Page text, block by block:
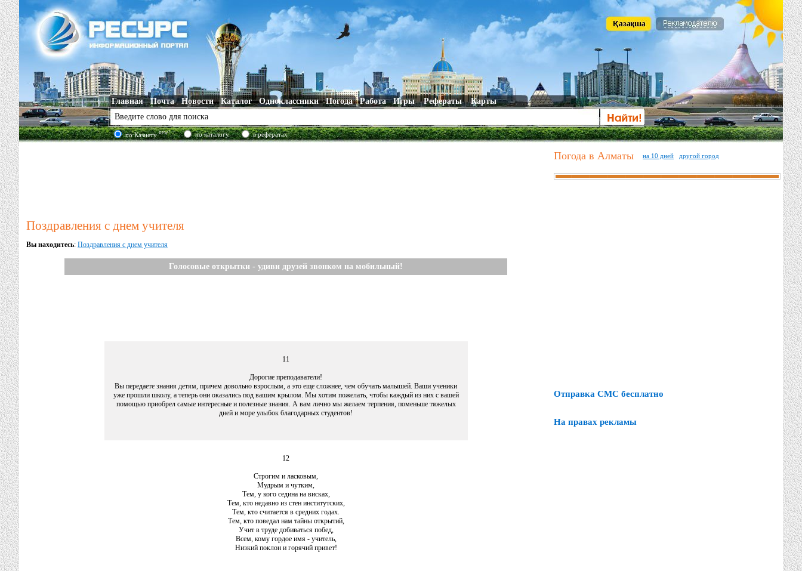
Главная Почта Новости Каталог Одноклассники Погода Работа Игры Рефераты Карты
по Казнетуnew! по каталогу в рефератах
Поздравления с днем учителя
Вы находитесь: Поздравления с днем учителя
Голосовые открытки - удиви друзей звонком на мобильный!
11
Дорогие преподаватели!
Вы передаете знания детям, причем довольно взрослым, а это еще сложнее, чем обучать малышей. Ваши ученики
уже прошли школу, а теперь они оказались под вашим крылом. Мы хотим пожелать, чтобы каждый из них с вашей
помощью приобрел самые интересные и полезные знания. А вам лично мы желаем терпения, поменьше тяжелых
дней и море улыбок благодарных студентов!
12
Строгим и ласковым,
Мудрым и чутким,
Тем, у кого седина на висках,
Тем, кто недавно из стен институтских,
Тем, кто считается в средних годах.
Тем, кто поведал нам тайны открытий,
Учит в труде добиваться побед,
Всем, кому гордое имя - учитель,
Низкий поклон и горячий привет!
Погода в Алматы на 10 дней другой город
Отправка СМС бесплатно
На правах рекламы